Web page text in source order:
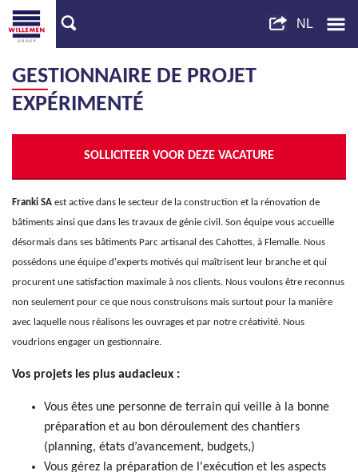
GESTIONNAIRE DE PROJET
EXPÉRIMENTÉ
SOLLICITEER VOOR DEZE VACATURE
Franki SA est active dans le secteur de la construction et la rénovation de
bâtiments ainsi que dans les travaux de génie civil. Son équipe vous accueille
désormais dans ses bâtiments Parc artisanal des Cahottes, à Flemalle. Nous
possédons une équipe d'experts motivés qui maîtrisent leur branche et qui
procurent une satisfaction maximale à nos clients. Nous voulons être reconnus
non seulement pour ce que nous construisons mais surtout pour la manière
avec laquelle nous réalisons les ouvrages et par notre créativité. Nous
voudrions engager un gestionnaire.
Vos projets les plus audacieux :
Vous êtes une personne de terrain qui veille à la bonne
préparation et au bon déroulement des chantiers
(planning, états d’avancement, budgets,)
Vous gérez la préparation de l'exécution et les aspects